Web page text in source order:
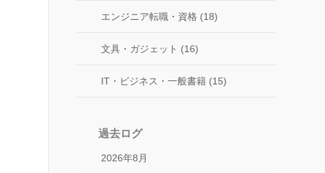
エンジニア転職・資格 (18)
文具・ガジェット (16)
IT・ビジネス・一般書籍 (15)
過去ログ
2026年8月